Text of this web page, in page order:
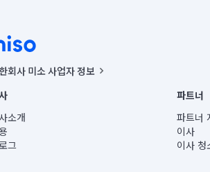
회사 미소 사업자 정보
자등록번호 : 291-87-00271 | 인허가번호 : 2016-
판매신고번호 : 2024-서울종로-1400(공정거래위원회
이사 : CHING VICTOR COLUMBIA RHEE
| 본사: 서울특별시 종로구 율곡로 6(중학동, 트윈트리
센터 : 서울특별시 종로구 수송동 율곡로 24, 7층, 8층
소개
그
파트너
파트너
이사
이사